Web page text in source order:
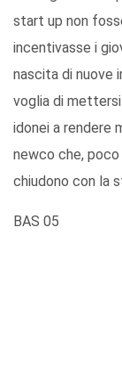
start up non
incentivasse i
nascita di nuove
voglia di
idonei a rendere
newco che,
chiudono con la
BAS 05